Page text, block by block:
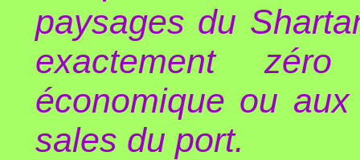
paysages du
exactement
économique ou
sales du port.